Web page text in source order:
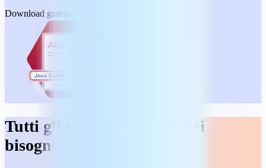
Download gratuito
Tutti gli strumenti di cui hai
bisogno